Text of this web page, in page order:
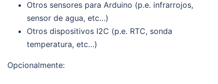
Otros sensores para Arduino (p.e. infrarrojos,
sensor de agua, etc…)
Otros dispositivos I2C (p.e. RTC, sonda
temperatura, etc…)
Opcionalmente: